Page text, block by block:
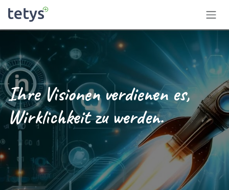
Zum Inhalt springen
Ihre Visionen verdienen es,
Wirklichkeit zu werden.